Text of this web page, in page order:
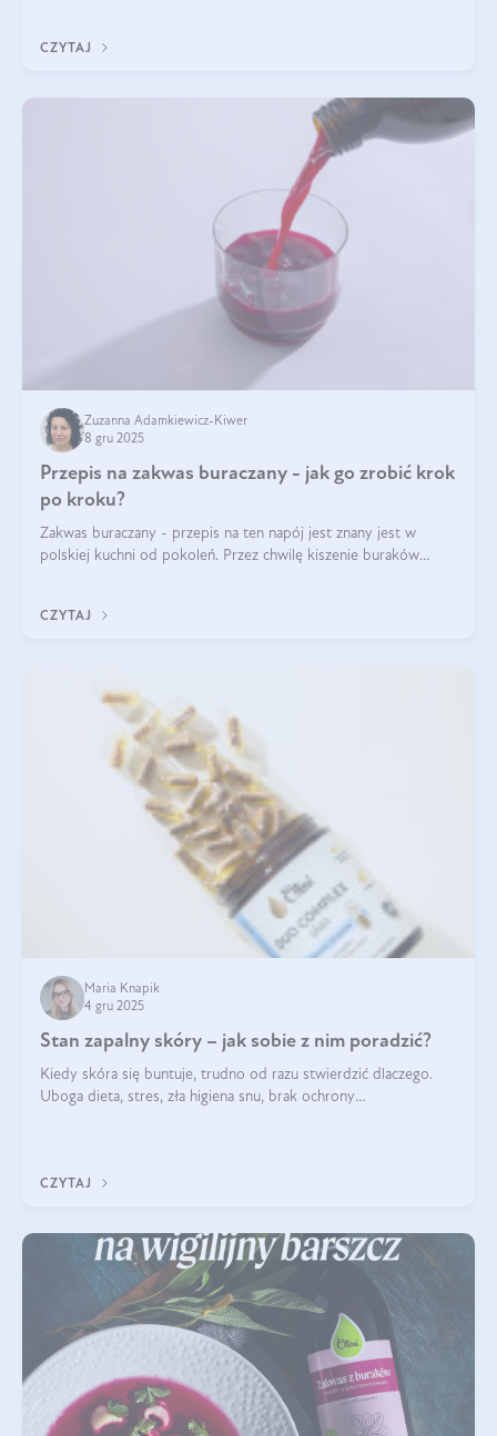
CZYTAJ
Zuzanna Adamkiewicz-Kiwer
8 gru 2025
Przepis na zakwas buraczany - jak go zrobić krok
po kroku?
Zakwas buraczany - przepis na ten napój jest znany jest w
polskiej kuchni od pokoleń. Przez chwilę kiszenie buraków
CZYTAJ
Maria Knapik
4 gru 2025
Stan zapalny skóry – jak sobie z nim poradzić?
Kiedy skóra się buntuje, trudno od razu stwierdzić dlaczego.
Uboga dieta, stres, zła higiena snu, brak ochrony
CZYTAJ